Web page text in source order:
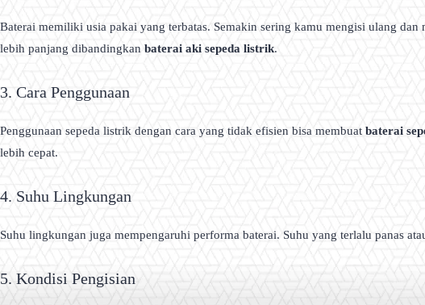
Baterai memiliki usia pakai yang terbatas. Semakin sering kamu mengisi ulang
lebih panjang dibandingkan baterai aki sepeda listrik.
3. Cara Penggunaan
Penggunaan sepeda listrik dengan cara yang tidak efisien bisa membuat baterai
lebih cepat.
4. Suhu Lingkungan
Suhu lingkungan juga mempengaruhi performa baterai. Suhu yang terlalu panas
5. Kondisi Pengisian